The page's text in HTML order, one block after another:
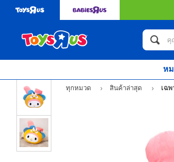
ห
ทุกหมวด สินค้าล่าสุด
เฉพ